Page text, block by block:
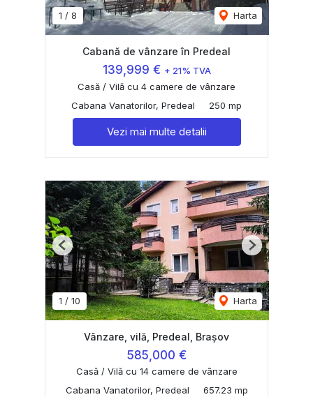
1 / 8 Harta
Cabană de vânzare în Predeal
139,999 € + 21% TVA
Casă / Vilă cu 4 camere de vânzare
Cabana Vanatorilor, Predeal
250 mp
Vezi mai multe detalii
1 / 10 Harta
Previous Next
Vânzare, vilă, Predeal, Brașov
585,000 €
Casă / Vilă cu 14 camere de vânzare
Cabana Vanatorilor, Predeal
657.23 mp